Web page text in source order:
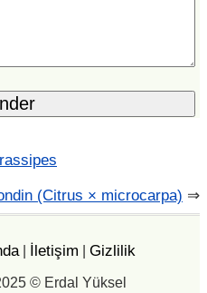
(Citrus × microcarpa) ⇒
| İletişim Gizlilik
© Erdal Yüksel